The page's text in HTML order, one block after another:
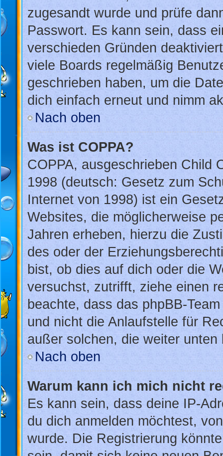
zugesandt wurde und prüfe
Passwort. Es kann sein, dass
verschieden Gründen
viele Boards regelmäßig
geschrieben haben, um die
dich einfach erneut und nimm
Nach oben
Was ist COPPA?
COPPA, ausgeschrieben Child
1998 (deutsch: Gesetz zum
Internet von 1998) ist ein
Websites, die möglicherweise
Jahren erheben, hierzu die
des oder der
bist, ob dies auf dich oder die
versuchst, zutrifft, ziehe einen
beachte, dass das phpBB-
und nicht die Anlaufstelle für
außer solchen, die weiter unten
Nach oben
Warum kann ich mich nicht
Es kann sein, dass deine IP-
du dich anmelden möchtest,
wurde. Die Registrierung